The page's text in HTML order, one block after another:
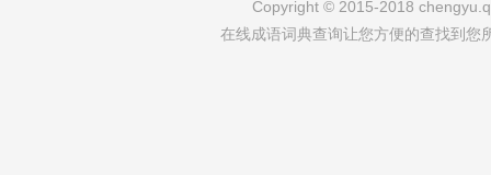
Copyright © 2015-2018
在线成语词典查询让您方便的查找到您